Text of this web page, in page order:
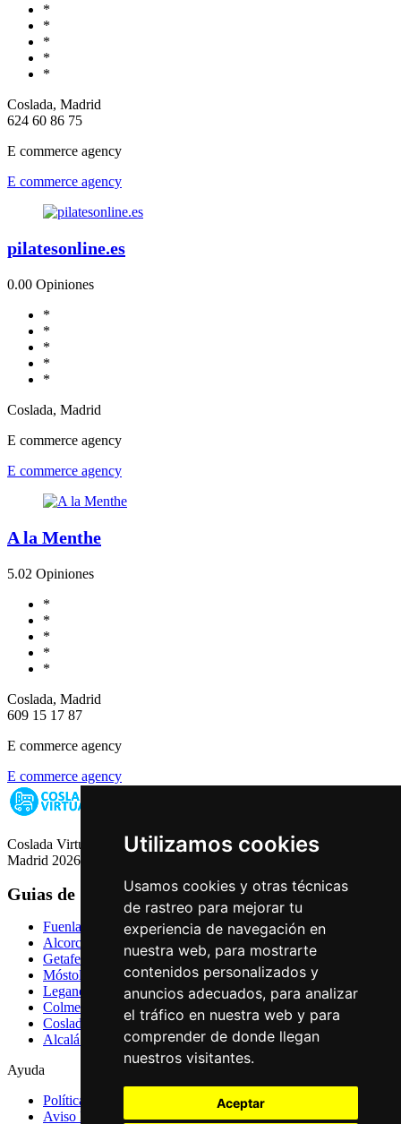
Utilizamos cookies
Usamos cookies y otras técnicas
de rastreo para mejorar tu
experiencia de navegación en
nuestra web, para mostrarte
contenidos personalizados y
anuncios adecuados, para analizar
el tráfico en nuestra web y para
comprender de donde llegan
nuestros visitantes.
Aceptar
*
*
*
*
*
Coslada, Madrid
624 60 86 75
E commerce agency
E commerce agency
pilatesonline.es
0.00 Opiniones
*
*
*
*
*
Coslada, Madrid
E commerce agency
E commerce agency
A la Menthe
5.02 Opiniones
*
*
*
*
*
Coslada, Madrid
609 15 17 87
E commerce agency
E commerce agency
Coslada Virtual: Guia de Empresas, Ocio y Servicios de Coslada,
Madrid 2026
Guias de Ciudades
Fuenlabrada
Alcorcón
Getafe
Móstoles
Leganés
Colmenar Viejo
Coslada
Alcalá de Henares
Ayuda
Política de Privacidad
Aviso Legal